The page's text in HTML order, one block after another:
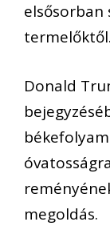
elsősorban
termelőktől.
Donald
megoldás.